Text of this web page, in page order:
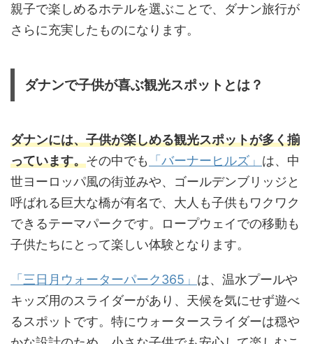
親子で楽しめるホテルを選ぶことで、ダナン旅行が
さらに充実したものになります。
ダナンで子供が喜ぶ観光スポットとは？
ダナンには、子供が楽しめる観光スポットが多く揃
っています。その中でも 「バーナーヒルズ」 は、中
世ヨーロッパ風の街並みや、ゴールデンブリッジと
呼ばれる巨大な橋が有名で、大人も子供もワクワク
できるテーマパークです。ロープウェイでの移動も
子供たちにとって楽しい体験となります。
「三日月ウォーターパーク365」 は、温水プールや
キッズ用のスライダーがあり、天候を気にせず遊べ
るスポットです。特にウォータースライダーは穏や